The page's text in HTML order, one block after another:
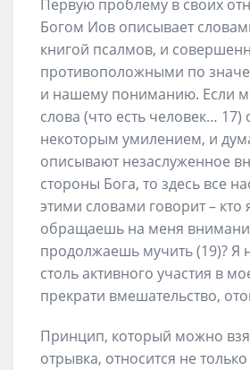
Первую проблему в своих
Богом Иов описывает
книгой псалмов, и
противоположными по
и нашему пониманию. Если
слова (что есть человек…
некоторым умилением, и
описывают незаслуженное
стороны Бога, то здесь все
этими словами говорит – кто
обращаешь на меня
продолжаешь мучить (19)? Я
столь активного участия в
прекрати вмешательство,
Принцип, который можно
отрывка, относится не